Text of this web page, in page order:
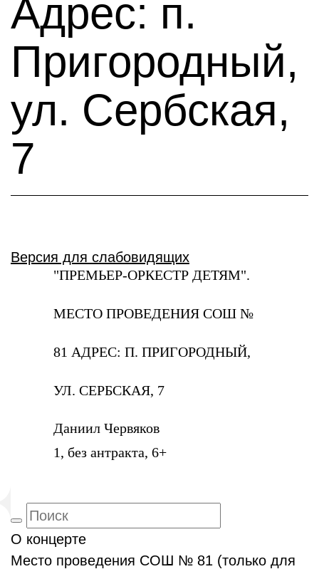
Адрес: п.
Пригородный,
ул. Сербская,
7
Версия для слабовидящих
"ПРЕМЬЕР-ОРКЕСТР ДЕТЯМ".
МЕСТО ПРОВЕДЕНИЯ СОШ №
81 АДРЕС: П. ПРИГОРОДНЫЙ,
УЛ. СЕРБСКАЯ, 7
Даниил Червяков
1, без антракта, 6+
О концерте
Место проведения СОШ № 81 (только для